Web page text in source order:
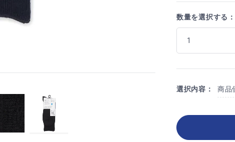
数量を選択する：
選択内容： 商品